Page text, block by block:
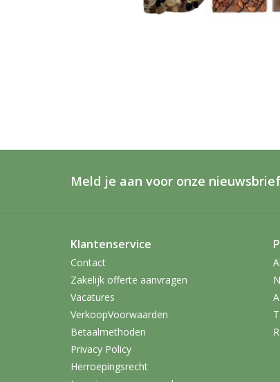
Meld je aan voor onze
Klantenservice
Contact
Zakelijk offerte aanvragen
Vacatures
VerkoopVoorwaarden
Betaalmethoden
Privacy Policy
Herroepingsrecht